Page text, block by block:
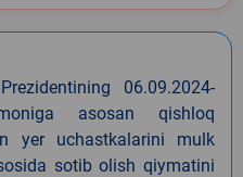
06.09.2024-
asosan qishloq
yer uchastkalarini mulk
sotib olish qiymatini